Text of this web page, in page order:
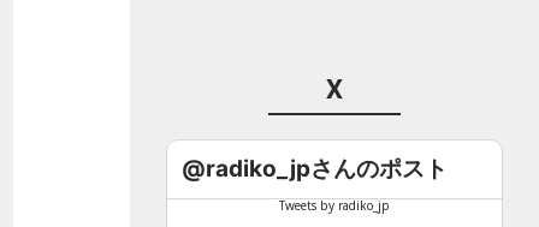
X
@radiko_jpさんのポスト
Tweets by radiko_jp